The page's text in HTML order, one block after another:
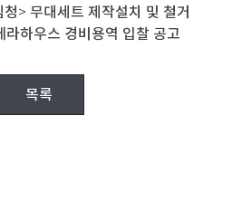
> 무대세트 제작설치 및 철거
하우스 경비용역 입찰 공고
목록